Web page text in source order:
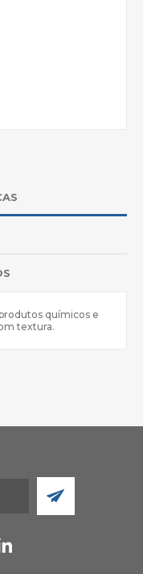
químicos e
textura.